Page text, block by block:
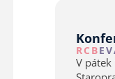
RCB
V